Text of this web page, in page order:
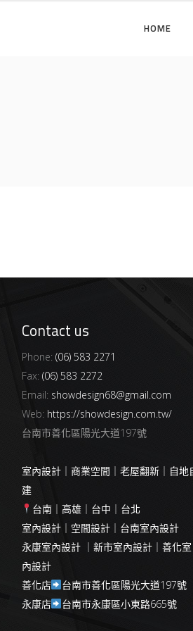
HOME
Contact us
Phone: (06) 583 2271
Fax: (06) 583 2272
Email: showdesign68@gmail.com
Web: https://showdesign.com.tw/
台南市善化區陽光大道197號
室內設計｜商業空間｜老屋翻新｜自地
建
台南｜高雄｜台中｜台北
室內設計｜空間設計｜台南室內設計
永康室內設計 ｜新市室內設計｜善化室
內設計
善化店
台南市善化區陽光大道197號
永康店
台南市永康區小東路665號